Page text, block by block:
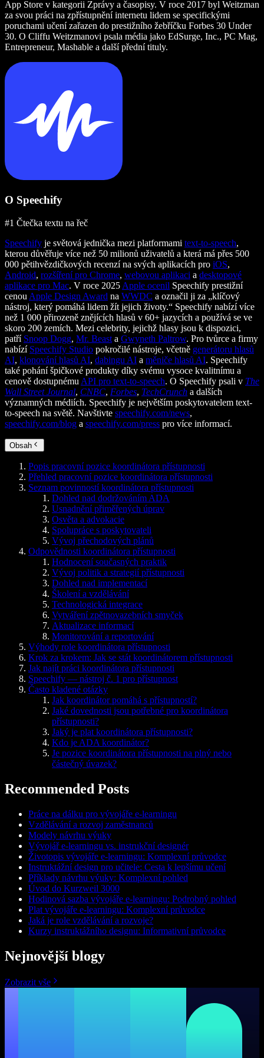
App Store v kategorii Zprávy a časopisy. V roce 2017 byl Weitzman
za svou práci na zpřístupnění internetu lidem se specifickými
poruchami učení zařazen do prestižního žebříčku Forbes 30 Under
30. O Cliffu Weitzmanovi psala média jako EdSurge, Inc., PC Mag,
Entrepreneur, Mashable a další přední tituly.
O Speechify
#1 Čtečka textu na řeč
Speechify je světová jednička mezi platformami text-to-speech,
kterou důvěřuje více než 50 milionů uživatelů a která má přes 500
000 pětihvězdičkových recenzí na svých aplikacích pro iOS,
Android, rozšíření pro Chrome, webovou aplikaci a desktopové
aplikace pro Mac. V roce 2025 Apple ocenil Speechify prestižní
cenou Apple Design Award na WWDC a označil ji za „klíčový
nástroj, který pomáhá lidem žít jejich životy.“ Speechify nabízí více
než 1 000 přirozeně znějících hlasů v 60+ jazycích a používá se ve
skoro 200 zemích. Mezi celebrity, jejichž hlasy jsou k dispozici,
patří Snoop Dogg, Mr. Beast a Gwyneth Paltrow. Pro tvůrce a firmy
nabízí Speechify Studio pokročilé nástroje, včetně generátoru hlasů
AI, klonování hlasů AI, dabingu AI a měniče hlasů AI. Speechify
také pohání špičkové produkty díky svému vysoce kvalitnímu a
cenově dostupnému API pro text-to-speech. O Speechify psali v The
Wall Street Journal, CNBC, Forbes, TechCrunch a dalších
významných médiích. Speechify je největším poskytovatelem text-
to-speech na světě. Navštivte speechify.com/news,
speechify.com/blog a speechify.com/press pro více informací.
Obsah
Popis pracovní pozice koordinátora přístupnosti
Přehled pracovní pozice koordinátora přístupnosti
Seznam povinností koordinátora přístupnosti
Dohled nad dodržováním ADA
Usnadnění přiměřených úprav
Osvěta a advokacie
Spolupráce s poskytovateli
Vývoj přechodových plánů
Odpovědnosti koordinátora přístupnosti
Hodnocení současných praktik
Vývoj politik a strategií přístupnosti
Dohled nad implementací
Školení a vzdělávání
Technologická integrace
Vytváření zpětnovazebních smyček
Aktualizace informací
Monitorování a reportování
Výhody role koordinátora přístupnosti
Krok za krokem: Jak se stát koordinátorem přístupnosti
Jak najít práci koordinátora přístupnosti
Speechify — nástroj č. 1 pro přístupnost
Často kladené otázky
Jak koordinátor pomáhá s přístupností?
Jaké dovednosti jsou potřebné pro koordinátora
přístupnosti?
Jaký je plat koordinátora přístupnosti?
Kdo je ADA koordinátor?
Je pozice koordinátora přístupnosti na plný nebo
částečný úvazek?
Recommended Posts
Práce na dálku pro vývojáře e-learningu
Vzdělávání a rozvoj zaměstnanců
Modely návrhu výuky
Vývojář e-learningu vs. instrukční designér
Životopis vývojáře e-learningu: Komplexní průvodce
Instruktážní design pro učitele: Cesta k lepšímu učení
Příklady návrhu výuky: Komplexní pohled
Úvod do Kurzweil 3000
Hodinová sazba vývojáře e-learningu: Podrobný pohled
Plat vývojáře e-learningu: Komplexní průvodce
Jaká je role vzdělávání a rozvoje?
Kurzy instruktážního designu: Informativní průvodce
Nejnovější blogy
Zobrazit vše